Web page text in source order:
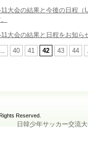
大会の結果と今後の日程
大会の結果と日程をお知ら
40 41 42 43 44
Reserved.
日韓少年サッカー交流